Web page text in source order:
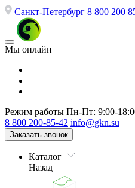
Санкт-Петербург 8 800 200
Мы онлайн
Режим работы Пн-Пт: 9:00-
8 800 200-85-42 info@gkn.su
Заказать звонок
Каталог
Назад